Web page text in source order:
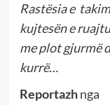
Rastësia e
kujtesën e
me plot gjurmë
kurrë…
Reportazhnga